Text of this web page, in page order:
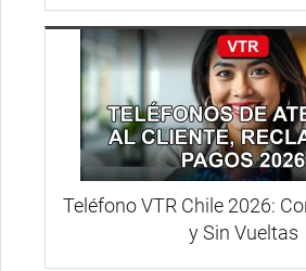
Teléfono VTR Chile 2026:
y Sin Vueltas